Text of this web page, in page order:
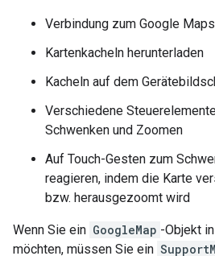
Verbindung zum Google
Kartenkacheln herunterladen
Kacheln auf dem
Verschiedene
Schwenken und Zoomen
Auf Touch-Gesten zum
reagieren, indem die Karte
bzw. herausgezoomt wird
Wenn Sie ein GoogleMap -Objekt
möchten, müssen Sie ein